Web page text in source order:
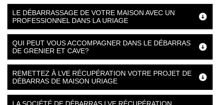
LE DÉBARRASSAGE DE VOTRE MAISON AVEC UN
PROFESSIONNEL DANS LA URIAGE
QUI PEUT VOUS ACCOMPAGNER DANS LE DÉBARRAS
DE GRENIER ET CAVE?
REMETTEZ À LVE RÉCUPÉRATION VOTRE PROJET DE
DÉBARRAS DE MAISON URIAGE